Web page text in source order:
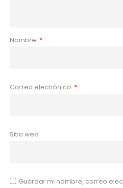
Nombre *
Correo electrónico *
Sitio web
Guardar mi nombre, correo